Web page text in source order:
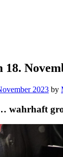
2023 by
wahrhaft